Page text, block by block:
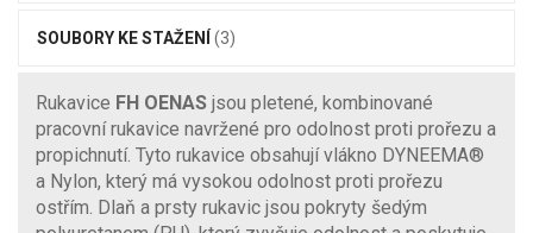
SOUBORY KE STAŽENÍ (3)
Rukavice FH OENAS jsou pletené, kombinované
pracovní rukavice navržené pro odolnost proti prořezu a
propichnutí. Tyto rukavice obsahují vlákno DYNEEMA®
a Nylon, který má vysokou odolnost proti prořezu
ostřím. Dlaň a prsty rukavic jsou pokryty šedým